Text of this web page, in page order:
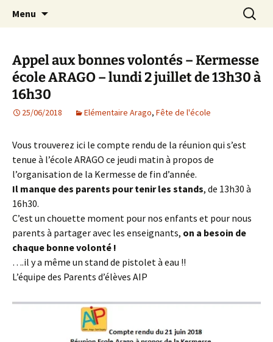
AIP Paris 14 – Association
Indépendante des Parents
d'élèves depuis 1981
Agit – s'Investit – Participe au service des
enfants du secteur scolaire Dolent-Arago-
Menu
Appel aux bonnes volontés – Kermesse
école ARAGO – lundi 2 juillet de 13h30 à
16h30
25/06/2018 Elémentaire Arago, Fête de l'école
Vous trouverez ici le compte rendu de la réunion qui s’est
tenue à l’école ARAGO ce jeudi matin à propos de
l’organisation de la Kermesse de fin d’année.
Il manque des parents pour tenir les stands, de 13h30 à
16h30.
C’est un chouette moment pour nos enfants et pour nous
parents à partager avec les enseignants, on a besoin de
chaque bonne volonté !
….il y a même un stand de pistolet à eau !!
L’équipe des Parents d’élèves AIP